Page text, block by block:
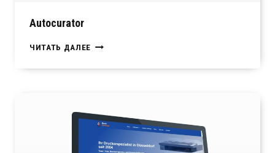
Autocurator
ЧИТАТЬ ДАЛЕЕ AUTOCURATOR